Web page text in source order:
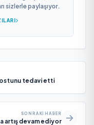
sizlerle paylaşıyor.
tedavi etti
SONRAKI HABER
artış devam ediyor